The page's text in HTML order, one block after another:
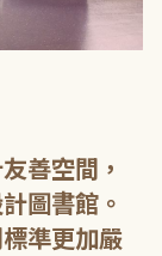
善空間，
圖書館。
準更加嚴